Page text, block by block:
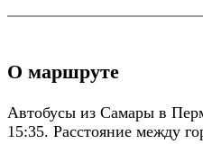
О маршруте
Автобусы из Самары в
15:35. Расстояние между